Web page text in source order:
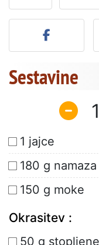
Sestavine
1 jajce
180 g
150 g moke
Okrasitev :
50 g